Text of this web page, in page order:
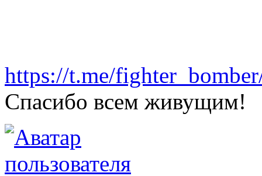
https://t.me/
Спасибо всем живущим!